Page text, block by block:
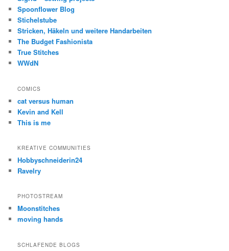
Spoonflower Blog
Stichelstube
Stricken, Häkeln und weitere Handarbeiten
The Budget Fashionista
True Stitches
WWdN
COMICS
cat versus human
Kevin and Kell
This is me
KREATIVE COMMUNITIES
Hobbyschneiderin24
Ravelry
PHOTOSTREAM
Moonstitches
moving hands
SCHLAFENDE BLOGS